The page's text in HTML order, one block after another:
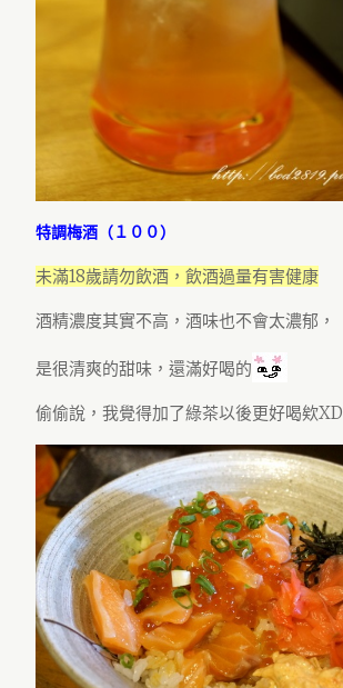
特調梅酒（１００）
未滿18歲請勿飲酒，飲酒過量有害健康
酒精濃度其實不高，酒味也不會太濃郁，
是很清爽的甜味，還滿好喝的
偷偷說，我覺得加了綠茶以後更好喝欸XD